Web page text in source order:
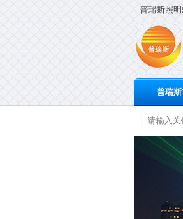
普瑞斯照明
普瑞